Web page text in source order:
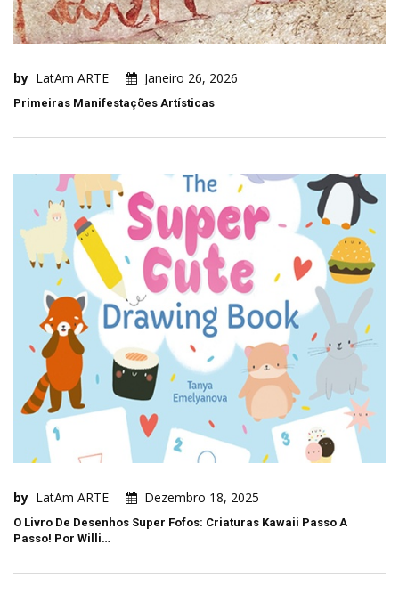
by LatAm ARTE Janeiro 26, 2026
Primeiras Manifestações Artísticas
by LatAm ARTE Dezembro 18, 2025
O Livro De Desenhos Super Fofos: Criaturas Kawaii Passo A
Passo! Por Willi…